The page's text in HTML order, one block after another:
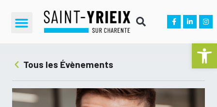
Ouvrir
Tous les Évènements